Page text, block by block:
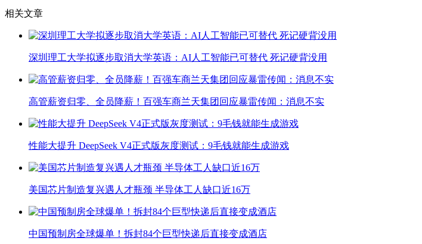
相关文章
深圳理工大学拟逐步取消大学英语：AI人工智能已可替代 死记硬背没用
高管薪资归零、全员降薪！百强车商兰天集团回应暴雷传闻：消息不实
性能大提升 DeepSeek V4正式版灰度测试：9毛钱就能生成游戏
美国芯片制造复兴遇人才瓶颈 半导体工人缺口近16万
中国预制房全球爆单！拆封84个巨型快递后直接变成酒店